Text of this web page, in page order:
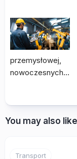
nowoczesnych…
You may also like
Transport